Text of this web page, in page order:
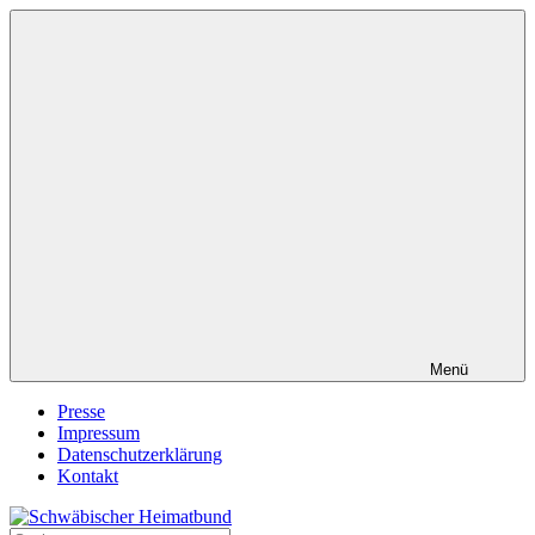
Zum
Menü
Presse
Impressum
Datenschutzerklärung
Kontakt